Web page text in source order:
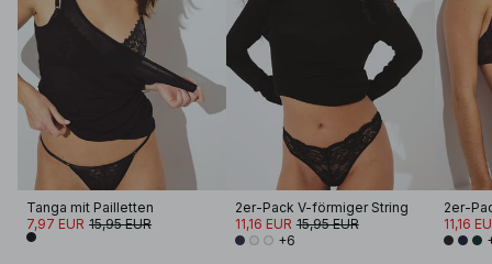
Tanga mit Pailletten
7,97 EUR 15,95 EUR
2er-Pack V-förmiger String
11,16 EUR 15,95 EUR
+6
2er-
11,16